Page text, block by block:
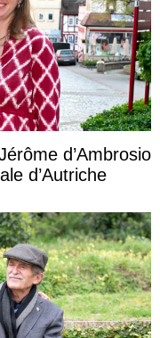
d’Ambrosio
d’Autriche